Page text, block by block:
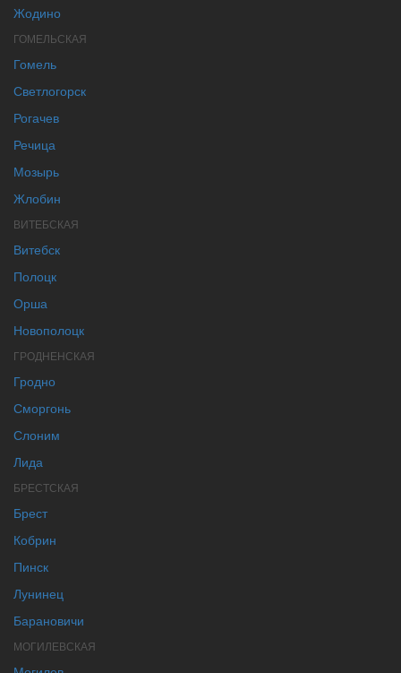
Жодино
ГОМЕЛЬСКАЯ
Гомель
Светлогорск
Рогачев
Речица
Мозырь
Жлобин
ВИТЕБСКАЯ
Витебск
Полоцк
Орша
Новополоцк
ГРОДНЕНСКАЯ
Гродно
Сморгонь
Слоним
Лида
БРЕСТСКАЯ
Брест
Кобрин
Пинск
Лунинец
Барановичи
МОГИЛЕВСКАЯ